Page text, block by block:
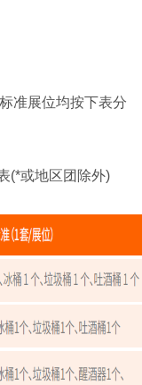
准展位均按下表分
(*或地区团除外)